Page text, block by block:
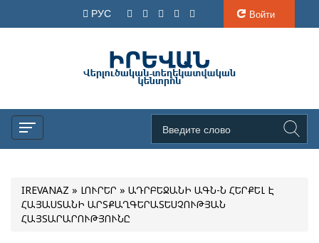
РУС Войти
IREVANAZ » ԼՈՒՐԵՐ » ԱԴՐԲԵՋԱՆԻ ԱԳՆ-Ն ՀԵՐՔԵԼ Է
ՀԱՅԱՍՏԱՆԻ ԱՐՏՔԱՂԳԵՐԱՏԵՍՉՈՒԹՅԱՆ
ՀԱՅՏԱՐԱՐՈՒԹՅՈՒՆԸ